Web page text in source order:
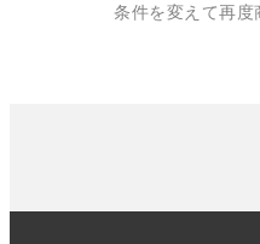
条件を変えて再度